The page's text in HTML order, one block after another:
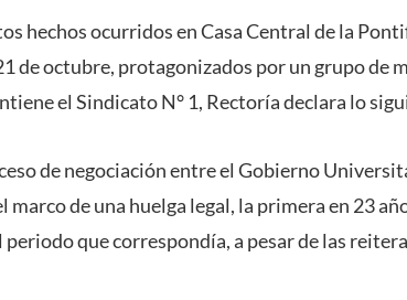
hechos ocurridos en Casa Central de la
de octubre, protagonizados por un grupo de
el Sindicato N° 1, Rectoría declara lo
de negociación entre el Gobierno
de una huelga legal, la primera en 23
que correspondía, a pesar de las